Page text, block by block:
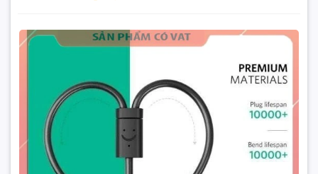
chất, sợi đồng to cho khả năng dẫn truyền dữ liệu audio tối
Đầu cắm audio 3.5 phù hợp với tất cả các máy tính, điện
thoại và các chuẩn âm thanh hiện nay trên thị trường như
Iphone, Ipad,…
Đặt trước sản phẩm để nhận thêm nhiều ưu đãi bạn